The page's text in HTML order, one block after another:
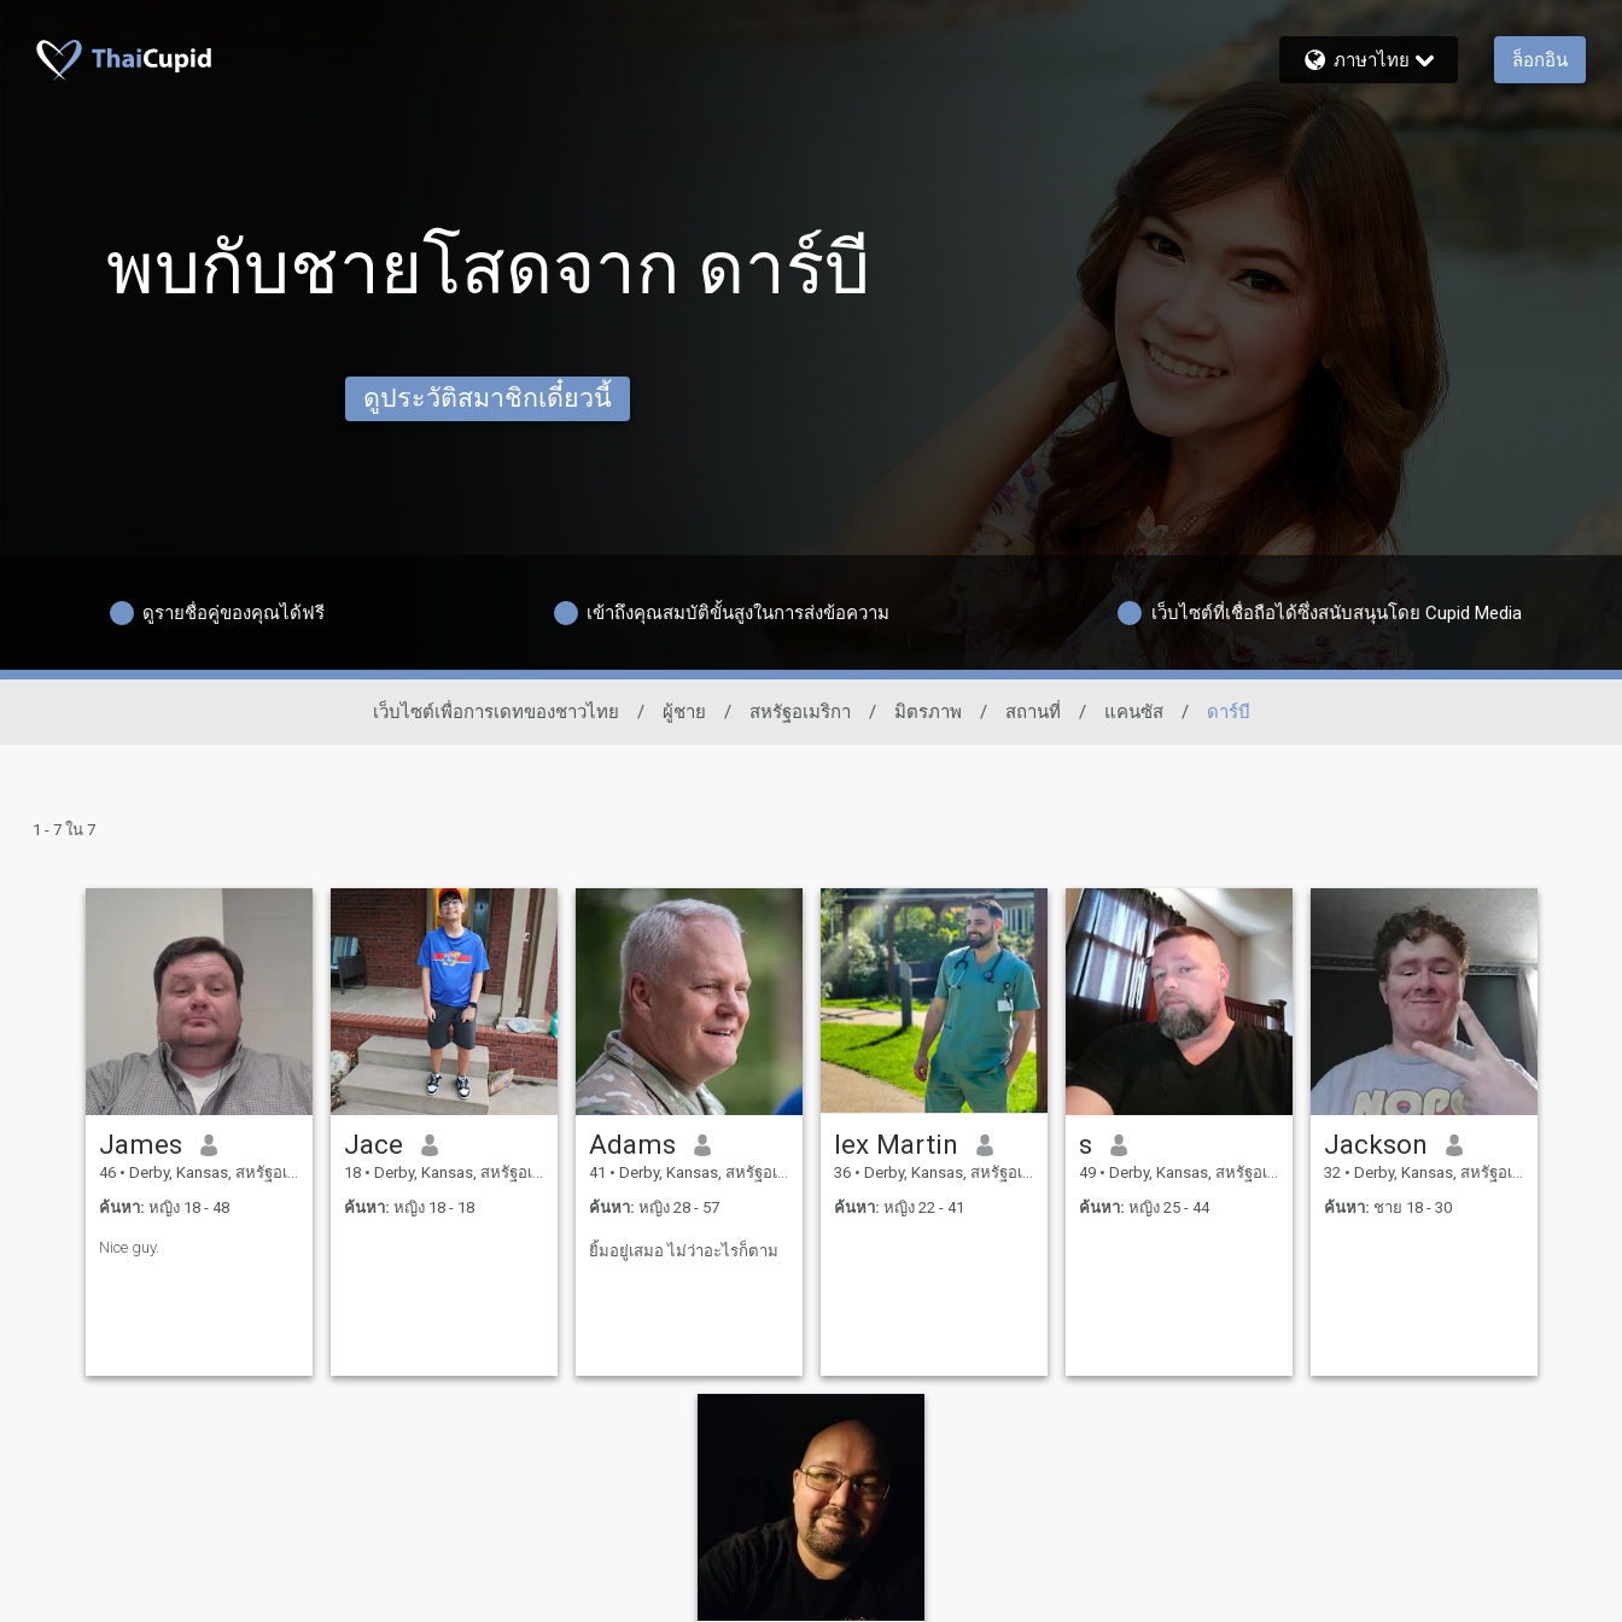
ภาษาไทย ล็อกอิน
พบกับชายโสดจาก ดาร์บี
ดูประวัติสมาชิกเดี๋ยวนี้
ดูรายชื่อคู่ของคุณได้ฟรี เข้าถึงคุณสมบัติขั้นสูงในการส่งข้อความ เว็บไซต์ที่เชื่อถือได้ซึ่งสนับสนุนโดย Cupid Media
เว็บไซต์เพื่อการเดทของชาวไทย / ผู้ชาย / สหรัฐอเมริกา / มิตรภาพ / สถานที่ / แคนซัส / ดาร์บี
1 - 7 ใน 7
James
46 • Derby, Kansas, สหรัฐอเมริกา
ค้นหา: หญิง 18 - 48
Nice guy.
Jace
18 • Derby, Kansas, สหรัฐอเมริกา
ค้นหา: หญิง 18 - 18
Adams
41 • Derby, Kansas, สหรัฐอเมริกา
ค้นหา: หญิง 28 - 57
ยิ้มอยู่เสมอ ไม่ว่าอะไรก็ตาม
lex Martin
36 • Derby, Kansas, สหรัฐอเมริกา
ค้นหา: หญิง 22 - 41
s
49 • Derby, Kansas, สหรัฐอเมริกา
ค้นหา: หญิง 25 - 44
Jackson
32 • Derby, Kansas, สหรัฐอเมริกา
ค้นหา: ชาย 18 - 30